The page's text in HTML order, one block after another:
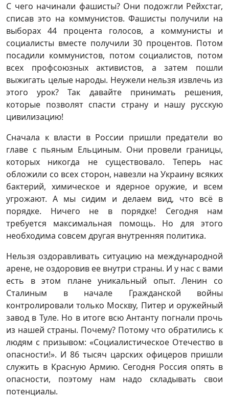
С чего начинали фашисты? Они подожгли Рейхстаг,
списав это на коммунистов. Фашисты получили на
выборах 44 процента голосов, а коммунисты и
социалисты вместе получили 30 процентов. Потом
посадили коммунистов, потом социалистов, потом
всех профсоюзных активистов, а затем пошли
выжигать целые народы. Неужели нельзя извлечь из
этого урок? Так давайте принимать решения,
которые позволят спасти страну и нашу русскую
цивилизацию!
Сначала к власти в России пришли предатели во
главе с пьяным Ельциным. Они провели границы,
которых никогда не существовало. Теперь нас
обложили со всех сторон, навезли на Украину всяких
бактерий, химическое и ядерное оружие, и всем
угрожают. А мы сидим и делаем вид, что всё в
порядке. Ничего не в порядке! Сегодня нам
требуется максимальная помощь. Но для этого
необходима совсем другая внутренняя политика.
Нельзя оздоравливать ситуацию на международной
арене, не оздоровив ее внутри страны. И у нас с вами
есть в этом плане уникальный опыт. Ленин со
Сталиным в начале Гражданской войны
контролировали только Москву, Питер и оружейный
завод в Туле. Но в итоге всю Антанту погнали прочь
из нашей страны. Почему? Потому что обратились к
людям с призывом: «Социалистическое Отечество в
опасности!». И 86 тысяч царских офицеров пришли
служить в Красную Армию. Сегодня Россия опять в
опасности, поэтому нам надо складывать свои
потенциалы.